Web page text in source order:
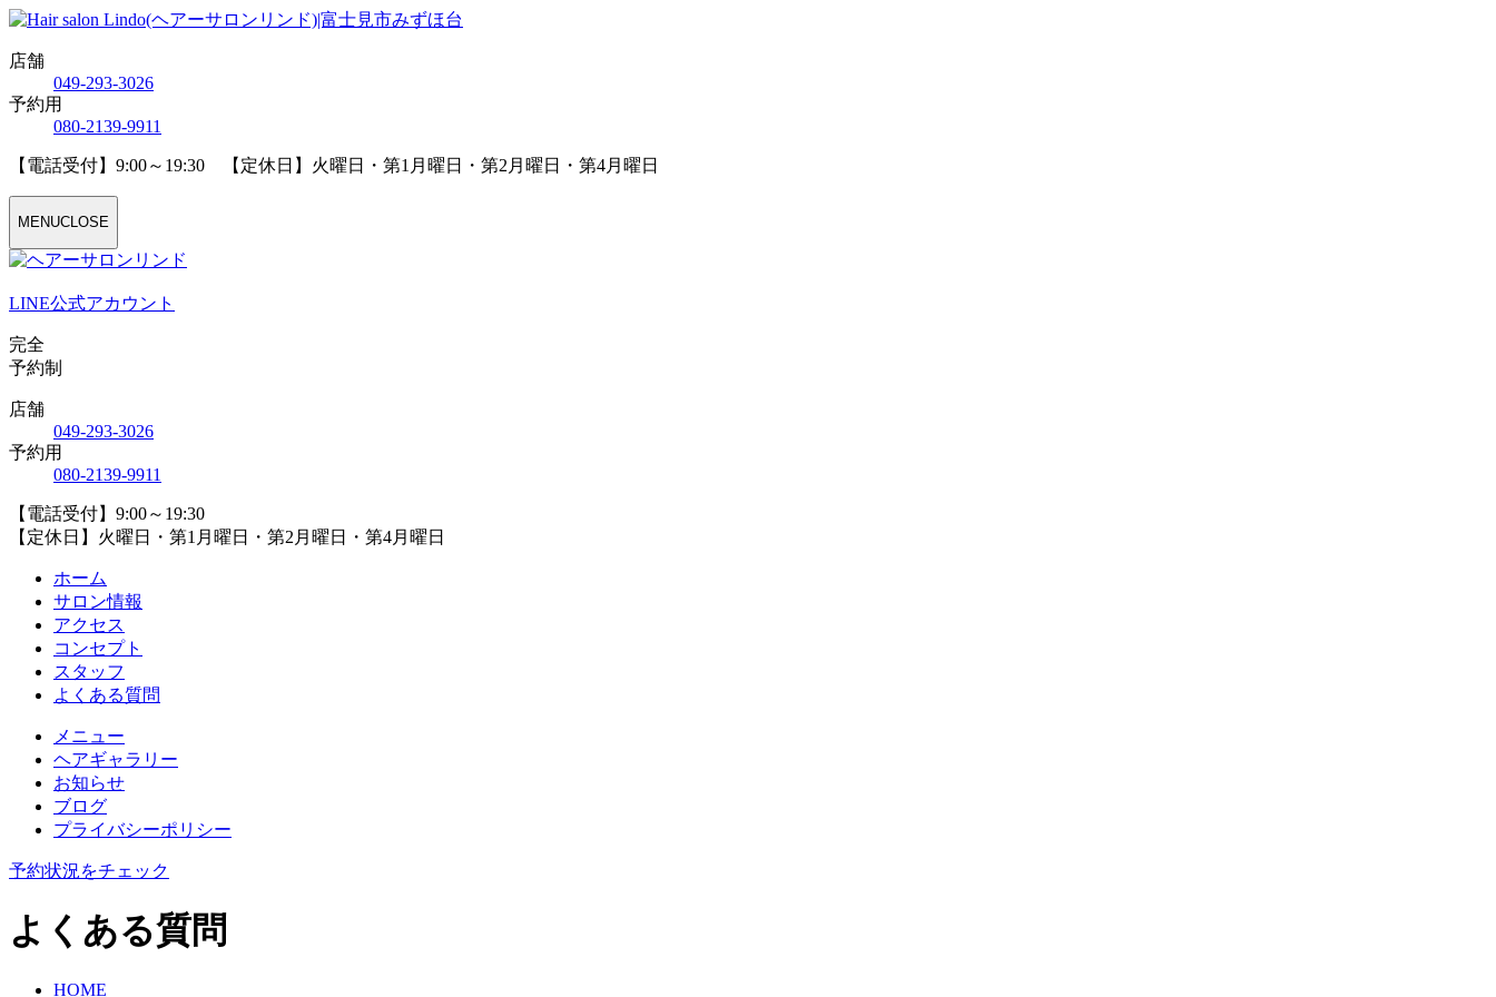
店舗
049-293-3026
予約用
080-2139-9911
【電話受付】9:00～19:30 【定休日】火曜日・第1月曜日・第2月曜日・第4月曜日
MENUCLOSE
LINE公式アカウント
完全
予約制
店舗
049-293-3026
予約用
080-2139-9911
【電話受付】9:00～19:30
【定休日】火曜日・第1月曜日・第2月曜日・第4月曜日
ホーム
サロン情報
アクセス
コンセプト
スタッフ
よくある質問
メニュー
ヘアギャラリー
お知らせ
ブログ
プライバシーポリシー
予約状況をチェック
よくある質問
HOME